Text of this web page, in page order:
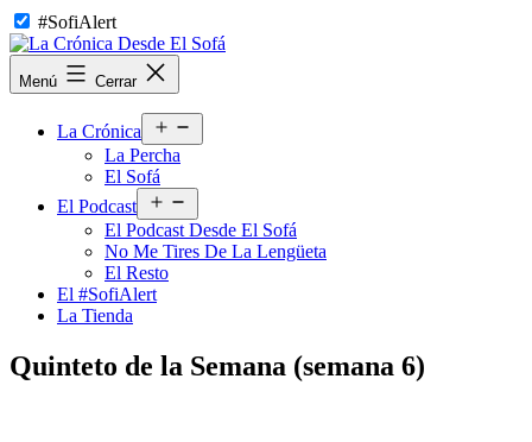
Saltar
al
contenido
#SofiAlert
La
Crónica
Menú Cerrar
La Crónica
el
La Percha
El Sofá
El Podcast
el
menú
El Podcast Desde El Sofá
No Me Tires De La Lengüeta
El Resto
El #SofiAlert
La Tienda
Quinteto de la Semana (semana 6)